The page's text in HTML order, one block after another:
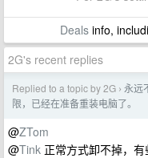
Dealsinfo,
2G's recent replies
Replied to a topic by 2G › 永远
限，已经在准备重装电脑了。
@ZTom
@Tink 正常方式卸不掉，有